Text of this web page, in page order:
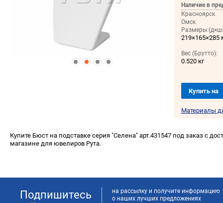
Наличие в
Красноярск
Омск
Размеры
219×165×285
Вес (Брутто):
0.520 кг
Купить на
Материалы
Купите Бюст на подставке серия "Селена" арт.431547 под заказ с
магазине для ювелиров Рута.
Подпишитесь
на рассылку и получите информацию
о наших лучших предложениях